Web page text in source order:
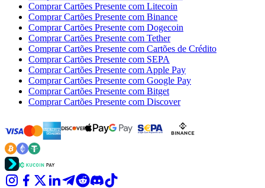
Comprar Cartões Presente com Litecoin
Comprar Cartões Presente com Binance
Comprar Cartões Presente com Dogecoin
Comprar Cartões Presente com Tether
Comprar Cartões Presente com Cartões de Crédito
Comprar Cartões Presente com SEPA
Comprar Cartões Presente com Apple Pay
Comprar Cartões Presente com Google Pay
Comprar Cartões Presente com Bitget
Comprar Cartões Presente com Discover